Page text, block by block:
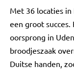
Met 36 locaties
een groot
oorsprong in
broodjeszaak
Duitse handen,